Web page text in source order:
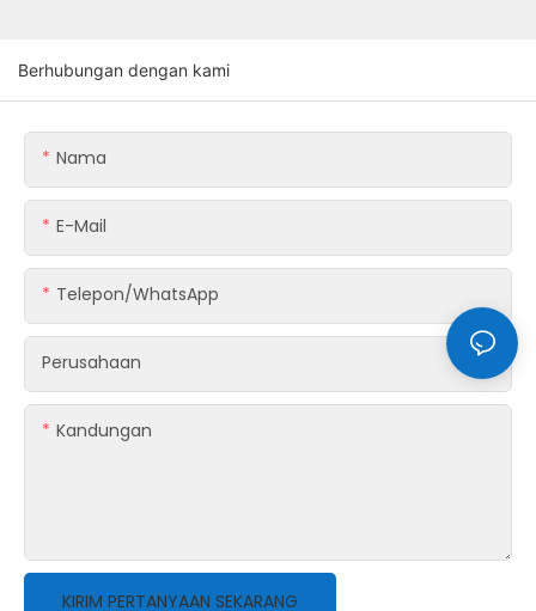
Berhubungan dengan kami
Nama
E-Mail
Telepon/WhatsApp
Perusahaan
Kandungan
KIRIM PERTANYAAN SEKARANG